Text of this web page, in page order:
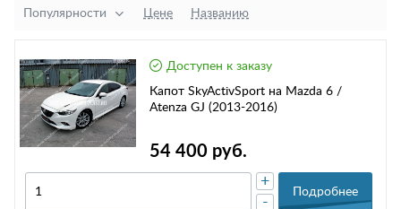
Популярности Цене Названию
Доступен к заказу
Капот SkyActivSport на Mazda 6 /
Atenza GJ (2013-2016)
54 400 руб.
-
+
Подробнее